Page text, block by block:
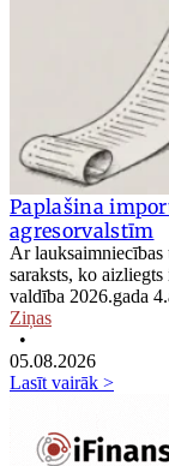
Paplašina
agresorvalstīm
Ar lauksaimniecības
saraksts, ko
valdība 2026.gada
Ziņas
•
05.08.2026
Lasīt vairāk >